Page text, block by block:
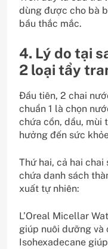
dùng được cho bà
bầu thắc mắc.
4. Lý do tại
2 loại tẩy
Đầu tiên, 2 chai
chuẩn 1 là chọn
chứa cồn, dầu, mùi
hưởng đến sức
Thứ hai, cả hai chai
chứa danh sách
xuất tự nhiên:
L’Oreal Micellar
giúp nuôi dưỡng và
Isohexadecane